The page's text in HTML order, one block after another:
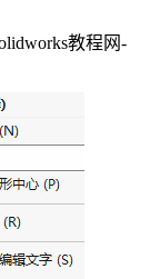
教程网-